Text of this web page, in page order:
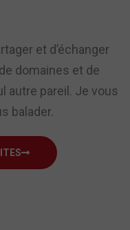
et d’échanger
domaines et de
autre pareil. Je vous
balader.